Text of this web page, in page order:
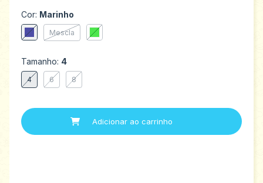
Cor: Marinho
Mescla
Tamanho: 4
4 6 8